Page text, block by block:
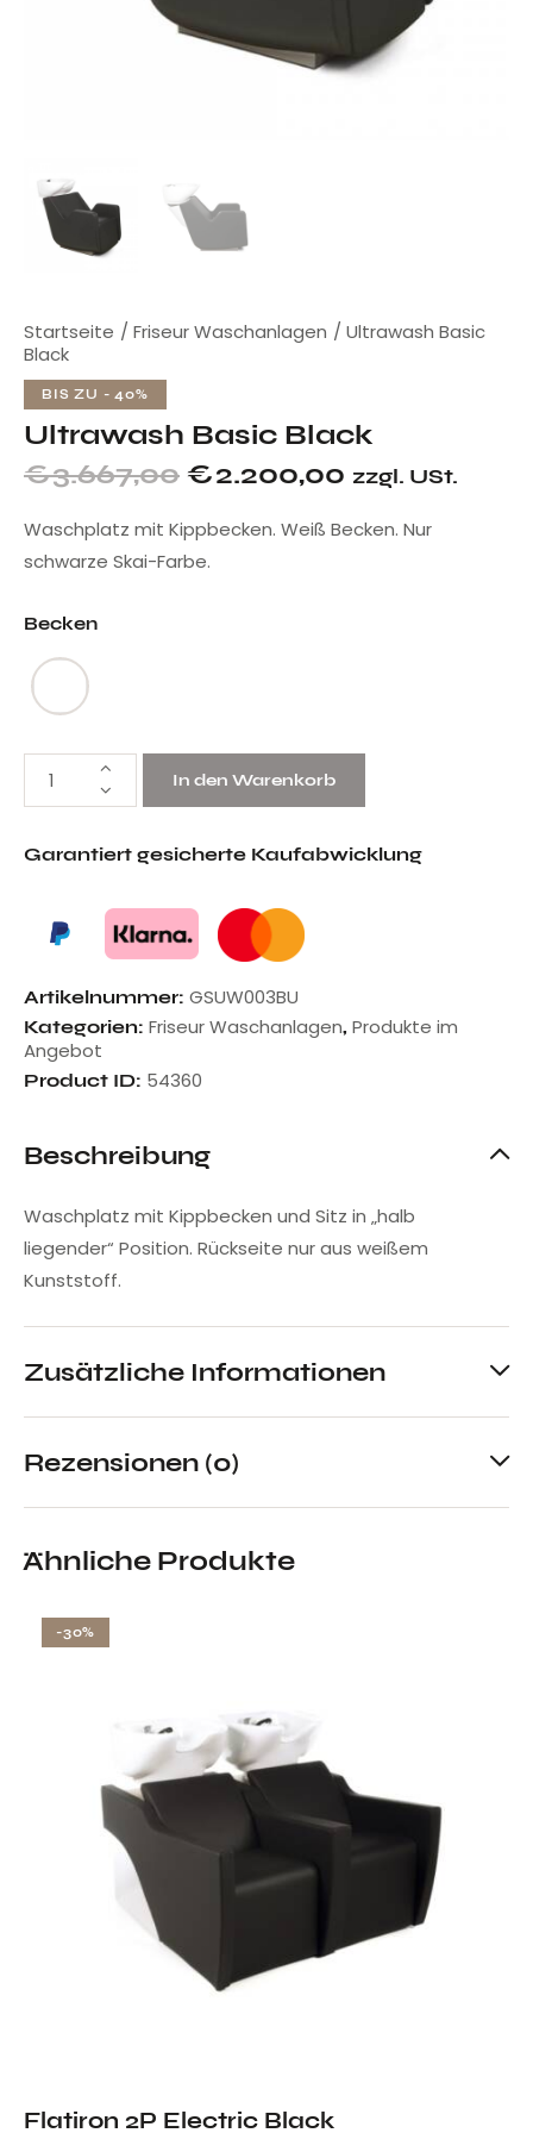
Startseite Friseur Waschanlagen
Ultrawash Basic
Black
BIS ZU - 40%
Ultrawash Basic Black
€3.667,00 €2.200,00 zzgl. USt.
Waschplatz mit Kippbecken. Weiß Becken. Nur
schwarze Skai-Farbe.
Becken
In den Warenkorb
Garantiert gesicherte Kaufabwicklung
Artikelnummer: GSUW003BU
Kategorien: Friseur Waschanlagen, Produkte im
Angebot
Product ID: 54360
Beschreibung
Waschplatz mit Kippbecken und Sitz in „halb
liegender“ Position. Rückseite nur aus weißem
Kunststoff.
Zusätzliche Informationen
Rezensionen (0)
Ähnliche Produkte
-30%
Flatiron 2P Electric Black